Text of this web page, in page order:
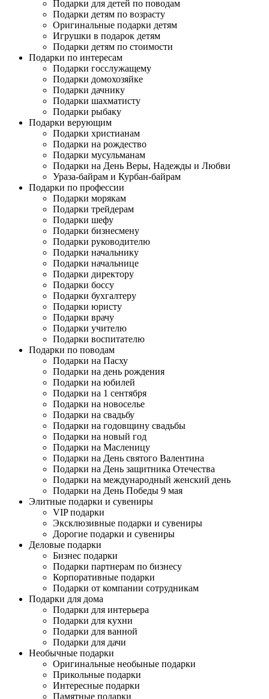
Подарки для детей по поводам
Подарки детям по возрасту
Оригинальные подарки детям
Игрушки в подарок детям
Подарки детям по стоимости
Подарки по интересам
Подарки госслужащему
Подарки домохозяйке
Подарки дачнику
Подарки шахматисту
Подарки рыбаку
Подарки верующим
Подарки христианам
Подарки на рождество
Подарки мусульманам
Подарки на День Веры, Надежды и Любви
Ураза-байрам и Курбан-байрам
Подарки по профессии
Подарки морякам
Подарки трейдерам
Подарки шефу
Подарки бизнесмену
Подарки руководителю
Подарки начальнику
Подарки начальнице
Подарки директору
Подарки боссу
Подарки бухгалтеру
Подарки юристу
Подарки врачу
Подарки учителю
Подарки воспитателю
Подарки по поводам
Подарки на Пасху
Подарки на день рождения
Подарки на юбилей
Подарки на 1 сентября
Подарки на новоселье
Подарки на свадьбу
Подарки на годовщину свадьбы
Подарки на новый год
Подарки на Масленицу
Подарки на День святого Валентина
Подарки на День защитника Отечества
Подарки на международный женский день
Подарки на День Победы 9 мая
Элитные подарки и сувениры
VIP подарки
Эксклюзивные подарки и сувениры
Дорогие подарки и сувениры
Деловые подарки
Бизнес подарки
Подарки партнерам по бизнесу
Корпоративные подарки
Подарки от компании сотрудникам
Подарки для дома
Подарки для интерьера
Подарки для кухни
Подарки для ванной
Подарки для дачи
Необычные подарки
Оригинальные необыные подарки
Прикольные подарки
Интересные подарки
Памятные подарки